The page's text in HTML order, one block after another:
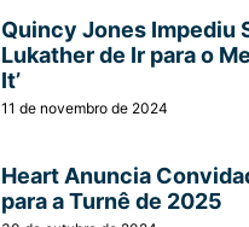
Quincy Jones Impediu
Lukather de Ir para o
It’
11 de novembro de 2024
Heart Anuncia
para a Turnê de 2025